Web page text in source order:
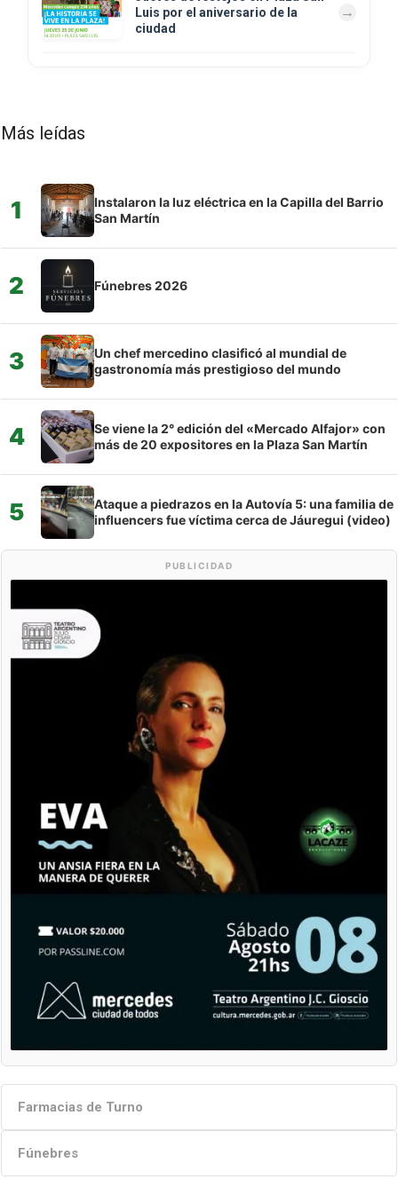
Luis por el aniversario de la
ciudad
Más leídas
1
Instalaron la luz eléctrica en la Capilla del Barrio
San Martín
2 Fúnebres 2026
3
Un chef mercedino clasificó al mundial de
gastronomía más prestigioso del mundo
4
Se viene la 2° edición del «Mercado Alfajor» con
más de 20 expositores en la Plaza San Martín
5
Ataque a piedrazos en la Autovía 5: una familia de
influencers fue víctima cerca de Jáuregui (video)
PUBLICIDAD
Farmacias de Turno
Fúnebres